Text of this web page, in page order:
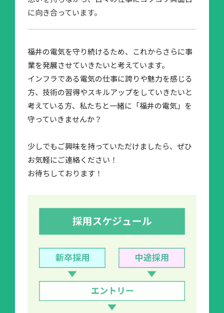
に向き合っています。
福井の電気を守り続けるため、これからさらに事
業を発展させていきたいと考えています。
インフラである電気の仕事に誇りや魅力を感じる
方、技術の習得やスキルアップをしていきたいと
考えている方、私たちと一緒に「福井の電気」を
守っていきませんか？
少しでもご興味を持っていただけましたら、ぜひ
お気軽にご連絡ください！
お待ちしております！